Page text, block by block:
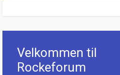
Velkommen til
Rockeforum